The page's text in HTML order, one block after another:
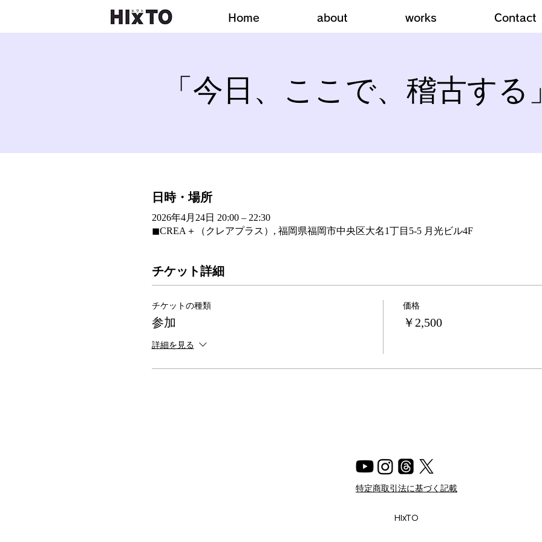
Home about works Contact
「今日、ここで、稽古する
日時・場所
2026年4月24日 20:00 – 22:30
◼︎CREA＋（クレアプラス）, 福岡県福岡市中央区大名1丁目5-5 月光ビル4F
チケット詳細
チケットの種類
参加
詳細を見る
価格
￥2,500
特定商取引法に基づく記載
​HIxTO